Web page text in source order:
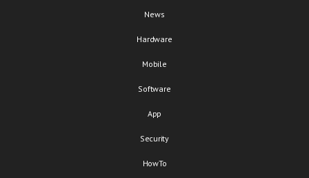
News
Hardware
Mobile
Software
App
Security
HowTo